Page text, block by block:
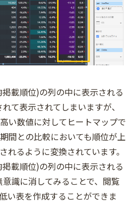
載順位)の列の中に表示される
て表示されてしまいますが、
い数値に対してヒートマップで
間との比較においても順位が上
るように変換されています。
載順位)の列の中に表示される
識に消してみることで、閲覧
い表を作成することができま